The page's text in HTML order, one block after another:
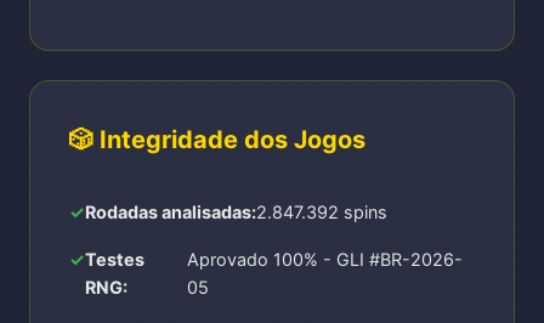
🎲 Integridade dos Jogos
Rodadas analisadas:2.847.392 spins
Testes
RNG:
Aprovado 100% - GLI #BR-2026-
05